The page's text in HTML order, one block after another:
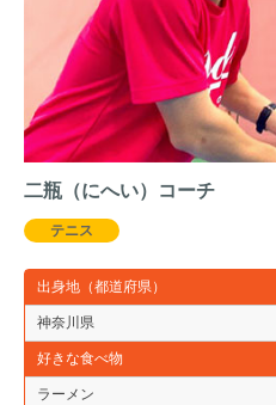
二瓶（にへい）コーチ
テニス
出身地（都道府県）
神奈川県
好きな食べ物
ラーメン